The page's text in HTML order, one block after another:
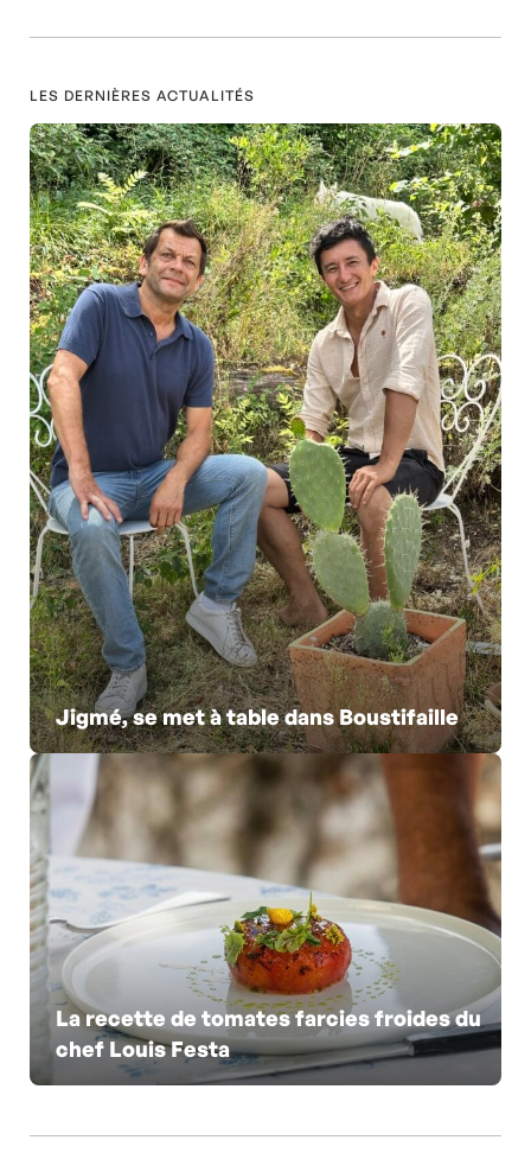
LES DERNIÈRES ACTUALITÉS
Jigmé, se met à table dans Boustifaille
La recette de tomates farcies froides du
chef Louis Festa